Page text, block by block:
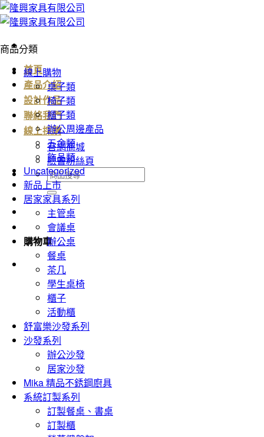
Skip
to
首頁
產品介紹
設計作品
聯絡我們
線上採購
官網商城
臉書粉絲頁
搜
尋
關
鍵
字:
購物車
商品分類
線上購物
桌子類
椅子類
櫃子類
辦公周邊產品
五金類
飾品類
Uncategorized
新品上市
居家家具系列
主管桌
會議桌
辦公桌
餐桌
茶几
學生桌椅
櫃子
活動櫃
舒富樂沙發系列
沙發系列
辦公沙發
居家沙發
Mika 精品不銹鋼廚具
系統訂製系列
訂製餐桌、書桌
訂製櫃